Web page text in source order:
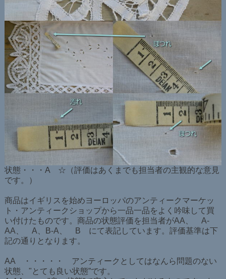
状態・・・A ☆（評価はあくまでも担当者の主観的な意見
です。）
商品はイギリスを始めヨーロッパのアンティークマーケッ
ト・アンティークショップから一品一品をよく吟味して買
い付けたものです。商品の状態評価を担当者がAA、 A-
AA、 A、B-A、 B にて表記しています。評価基準は下
記の通りとなります。
AA ・・・・・ アンティークとしてはなんら問題のない
状態、"とても良い状態”です。